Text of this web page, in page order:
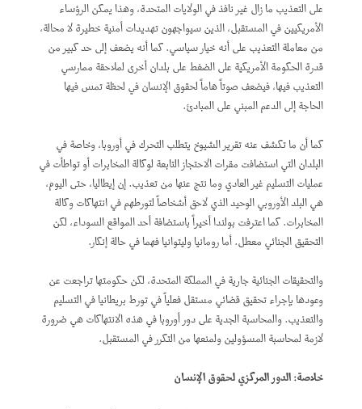
على التعذيب ما زال غير نافذ في الولايات المتحدة، وهذا يمكن الرؤساء
الأمريكيين في المستقبل، الذين سيواجهون تهديدات أمنية خطيرة لا محالة،
من معاملة التعذيب على أنه خيار سياسي. كما أنه يضعف إلى حد كبير من
قدرة الحكومة الأمريكية على الضغط على بلدان أخرى لملاحقة ممارسي
التعذيب فيها، فيضعف صوتاً هاماً لحقوق الإنسان في لحظة تمس فيها
الحاجة إلى الدعم المبني على المبادئ.
كما أن ما تكشف عنه تقرير الشيوخ يتطلب التحرك في أوروبا، وخاصة في
البلدان التي استضافت مقرات الاحتجاز التابعة لوكالة المخابرات أو تواطأت في
عمليات التسليم غير العادي وما نتج عنها من تعذيب. إن إيطاليا، حتى اليوم،
هي البلد الأوروبي الوحيد الذي لاحق أشخاصاً لتورطهم في انتهاكات وكالة
المخابرات. كما اعترفت بولندا أخيراً باستضافة أحد المواقع السوداء، لكن
التحقيق الجنائي معطل. أما رومانيا وليتوانيا فهما في حالة إنكار.
والتحقيقات الجنائية جارية في المملكة المتحدة، لكن حكومتها تراجعت عن
وعودها بإجراء تحقيق قضائي مستقل فعلياً في تورط بريطانيا في التسليم
والتعذيب. والمحاسبة الجدية على دور أوروبا في هذه الانتهاكات هي ضرورة
لازمة لمحاسبة المسؤولين ولمنعها من التكرر في المستقبل.
خلاصة: الدور المركزي لحقوق الإنسان